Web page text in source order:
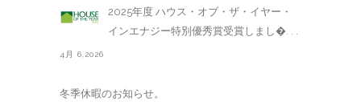
2025年度 ハウス・オブ・ザ・イヤー・
インエナジー特別優秀賞受賞しまし�. . .
4月 6,2026
冬季休暇のお知らせ。